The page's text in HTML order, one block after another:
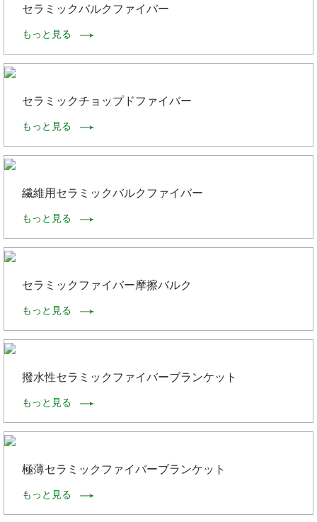
セラミックバルクファイバー
もっと見る
セラミックチョップドファイバー
もっと見る
繊維用セラミックバルクファイバー
もっと見る
セラミックファイバー摩擦バルク
もっと見る
撥水性セラミックファイバーブランケット
もっと見る
極薄セラミックファイバーブランケット
もっと見る